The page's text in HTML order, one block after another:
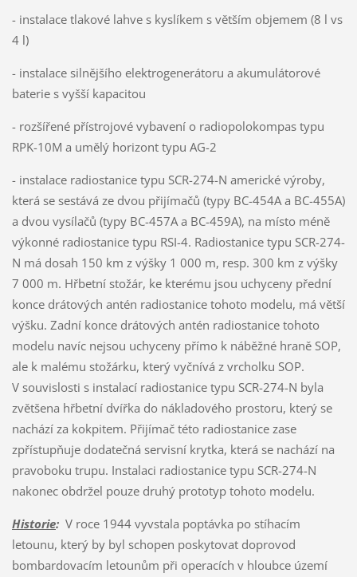
- instalace tlakové lahve s kyslíkem s větším objemem (8 l vs
4 l)
- instalace silnějšího elektrogenerátoru a akumulátorové
baterie s vyšší kapacitou
- rozšířené přístrojové vybavení o radiopolokompas typu
RPK-10M a umělý horizont typu AG-2
- instalace radiostanice typu SCR-274-N americké výroby,
která se sestává ze dvou přijímačů (typy BC-454A a BC-455A)
a dvou vysílačů (typy BC-457A a BC-459A), na místo méně
výkonné radiostanice typu RSI-4. Radiostanice typu SCR-274-
N má dosah 150 km z výšky 1 000 m, resp. 300 km z výšky
7 000 m. Hřbetní stožár, ke kterému jsou uchyceny přední
konce drátových antén radiostanice tohoto modelu, má větší
výšku. Zadní konce drátových antén radiostanice tohoto
modelu navíc nejsou uchyceny přímo k náběžné hraně SOP,
ale k malému stožárku, který vyčnívá z vrcholku SOP.
V souvislosti s instalací radiostanice typu SCR-274-N byla
zvětšena hřbetní dvířka do nákladového prostoru, který se
nachází za kokpitem. Přijímač této radiostanice zase
zpřístupňuje dodatečná servisní krytka, která se nachází na
pravoboku trupu. Instalaci radiostanice typu SCR-274-N
nakonec obdržel pouze druhý prototyp tohoto modelu.
Historie:V roce 1944 vyvstala poptávka po stíhacím
letounu, který by byl schopen poskytovat doprovod
bombardovacím letounům při operacích v hloubce území